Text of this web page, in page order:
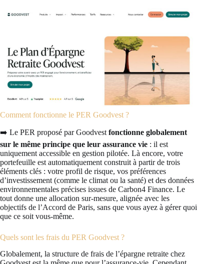
Comment fonctionne le PER Goodvest ?
➡️ Le PER proposé par Goodvest fonctionne globalement
sur le même principe que leur assurance vie : il est
uniquement accessible en gestion pilotée. Là encore, votre
portefeuille est automatiquement construit à partir de trois
éléments clés : votre profil de risque, vos préférences
d’investissement (comme le climat ou la santé) et des données
environnementales précises issues de Carbon4 Finance. Le
tout donne une allocation sur-mesure, alignée avec les
objectifs de l’Accord de Paris, sans que vous ayez à gérer quoi
que ce soit vous-même.
Quels sont les frais du PER Goodvest ?
Globalement, la structure de frais de l’épargne retraite chez